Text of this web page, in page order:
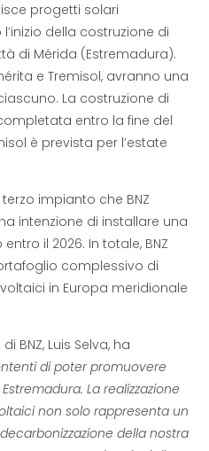
progetti solari
della costruzione di
di Mérida (Estremadura).
e Tremisol, avranno una
La costruzione di
entro la fine del
è prevista per l’estate
impianto che BNZ
intenzione di installare una
il 2026. In totale, BNZ
complessivo di
in Europa meridionale
BNZ, Luis Selva, ha
di poter promuovere
La realizzazione
non solo rappresenta un
della nostra